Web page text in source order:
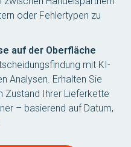
oder Fehlertypen zu
auf der Oberfläche
mit KI-
Analysen. Erhalten Sie
Zustand Ihrer Lieferkette
– basierend auf Datum,